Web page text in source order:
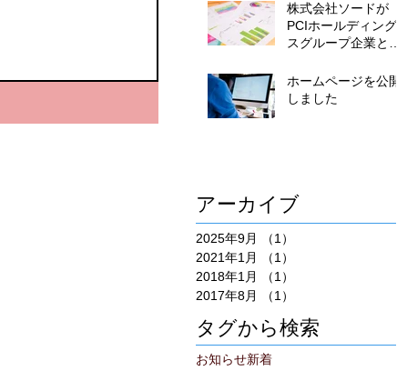
株式会社ソードが
PCIホールディング
スグループ企業とな
ホームページを公開
しました
アーカイブ
2025年9月 （1）
2021年1月
（1）
2018年1月
（1）
2017年8月
（1）
タグから検索
お知らせ新着